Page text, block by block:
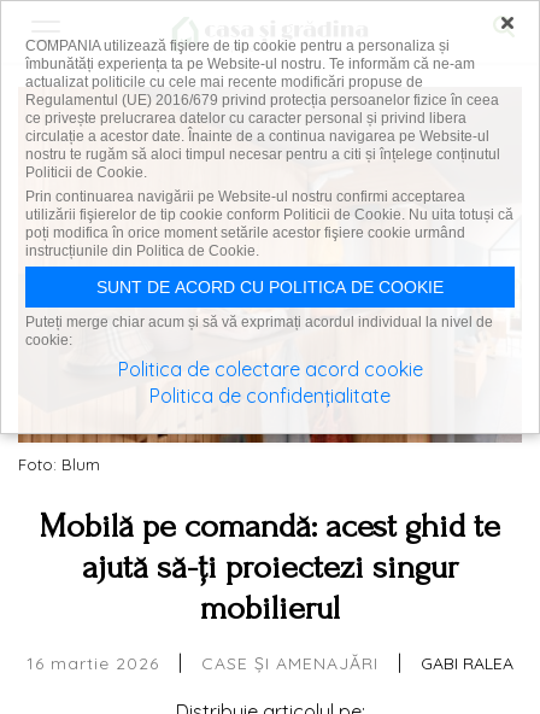
Foto: Blum
Mobilă pe comandă: acest ghid te
ajută să-ți proiectezi singur
mobilierul
16 martie 2026 CASE ȘI AMENAJĂRI GABI RALEA
×
COMPANIA utilizează fişiere de tip cookie pentru a personaliza și
îmbunătăți experiența ta pe Website-ul nostru. Te informăm că ne-am
actualizat politicile cu cele mai recente modificări propuse de
Regulamentul (UE) 2016/679 privind protecția persoanelor fizice în ceea
ce privește prelucrarea datelor cu caracter personal și privind libera
circulație a acestor date. Înainte de a continua navigarea pe Website-ul
nostru te rugăm să aloci timpul necesar pentru a citi și înțelege conținutul
Politicii de Cookie.
Prin continuarea navigării pe Website-ul nostru confirmi acceptarea
utilizării fişierelor de tip cookie conform Politicii de Cookie. Nu uita totuși că
poți modifica în orice moment setările acestor fişiere cookie urmând
instrucțiunile din Politica de Cookie.
SUNT DE ACORD CU POLITICA DE COOKIE
Puteți merge chiar acum și să vă exprimați acordul individual la nivel de
cookie:
Politica de colectare acord cookie
Politica de confidențialitate